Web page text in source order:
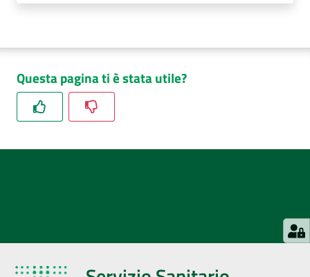
Questa pagina ti è stata utile?